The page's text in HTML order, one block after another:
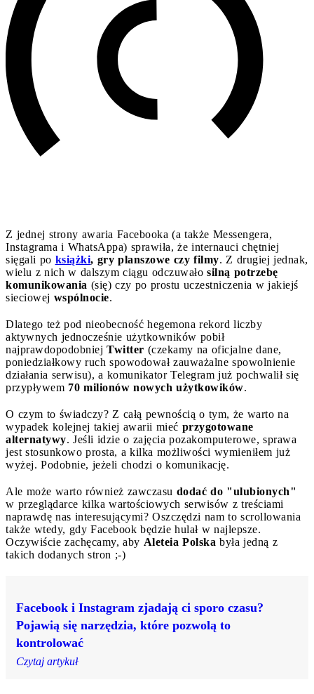
Z jednej strony awaria Facebooka (a także Messengera,
Instagrama i WhatsAppa) sprawiła, że internauci chętniej
sięgali po książki, gry planszowe czy filmy. Z drugiej jednak,
wielu z nich w dalszym ciągu odczuwało silną potrzebę
komunikowania (się) czy po prostu uczestniczenia w jakiejś
sieciowej wspólnocie.
Dlatego też pod nieobecność hegemona rekord liczby
aktywnych jednocześnie użytkowników pobił
najprawdopodobniej Twitter (czekamy na oficjalne dane,
poniedziałkowy ruch spowodował zauważalne spowolnienie
działania serwisu), a komunikator Telegram już pochwalił się
przypływem 70 milionów nowych użytkowików.
O czym to świadczy? Z całą pewnością o tym, że warto na
wypadek kolejnej takiej awarii mieć przygotowane
alternatywy. Jeśli idzie o zajęcia pozakomputerowe, sprawa
jest stosunkowo prosta, a kilka możliwości wymieniłem już
wyżej. Podobnie, jeżeli chodzi o komunikację.
Ale może warto również zawczasu dodać do "ulubionych"
w przeglądarce kilka wartościowych serwisów z treściami
naprawdę nas interesującymi? Oszczędzi nam to scrollowania
także wtedy, gdy Facebook będzie hulał w najlepsze.
Oczywiście zachęcamy, aby Aleteia Polska była jedną z
takich dodanych stron ;-)
Facebook i Instagram zjadają ci sporo czasu?
Pojawią się narzędzia, które pozwolą to
kontrolować
Czytaj artykuł